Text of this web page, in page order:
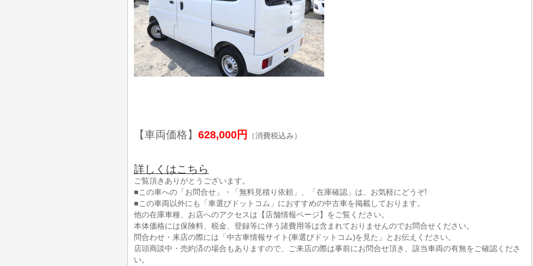
【車両価格】 628,000円 （消費税込み）
詳しくはこちら
ご覧頂きありがとうございます。
■この車への「お問合せ」・「無料見積り依頼」、「在庫確認」は、お気軽にどうぞ!
■この車両以外にも「車選びドットコム」におすすめの中古車を掲載しております。
他の在庫車種、お店へのアクセスは【店舗情報ページ】をご覧ください。
本体価格には保険料、税金、登録等に伴う諸費用等は含まれておりませんのでお問合せください。
問合わせ・来店の際には「中古車情報サイト(車選びドットコム)を見た」とお伝えください。
店頭商談中・売約済の場合もありますので、ご来店の際は事前にお問合せ頂き、該当車両の有無をご確認くださ
い。